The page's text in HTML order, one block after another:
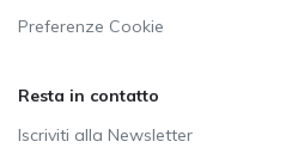
Preferenze Cookie
Resta in contatto
Iscriviti alla Newsletter